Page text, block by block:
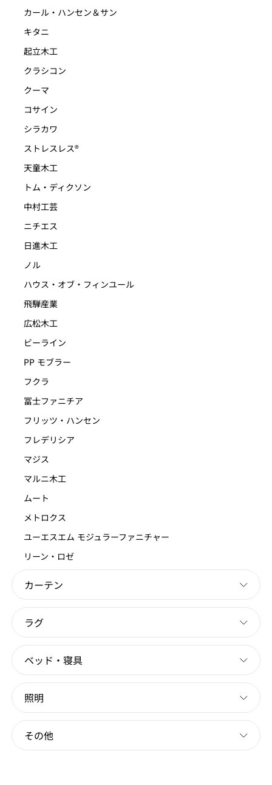
カール・ハンセン＆サン
キタニ
起立木工
クラシコン
クーマ
コサイン
シラカワ
ストレスレス®
天童木工
トム・ディクソン
中村工芸
ニチエス
日進木工
ノル
ハウス・オブ・フィンユール
飛騨産業
広松木工
ビーライン
PP モブラー
フクラ
冨士ファニチア
フリッツ・ハンセン
フレデリシア
マジス
マルニ木工
ムート
メトロクス
ユーエスエム モジュラーファニチャー
リーン・ロゼ
カーテン
ラグ
ベッド・寝具
照明
その他